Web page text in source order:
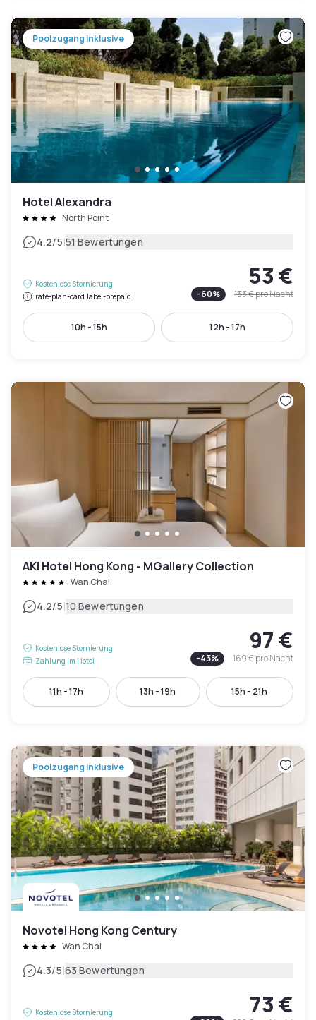
Poolzugang inklusive
Hotel Alexandra
North Point
4.2/5|51 Bewertungen
Kostenlose Stornierung
rate-plan-card.label-prepaid
53 €
-60% 133 €pro Nacht
10h - 15h 12h - 17h
AKI Hotel Hong Kong - MGallery Collection
Wan Chai
4.2/5|10 Bewertungen
Kostenlose Stornierung
Zahlung im Hotel
97 €
-43% 169 €pro Nacht
11h - 17h 13h - 19h 15h - 21h
Poolzugang inklusive
Novotel Hong Kong Century
Wan Chai
4.3/5|63 Bewertungen
Kostenlose Stornierung 73 €